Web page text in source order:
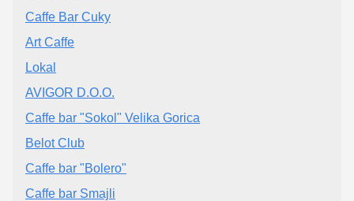
Caffe Bar Cuky
Art Caffe
Lokal
AVIGOR D.O.O.
Caffe bar "Sokol" Velika Gorica
Belot Club
Caffe bar "Bolero"
Caffe bar Smajli